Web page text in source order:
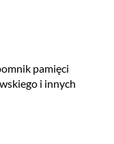
pamięci
i innych